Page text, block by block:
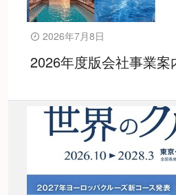
2026年7月8日
2026年度版会社事業案